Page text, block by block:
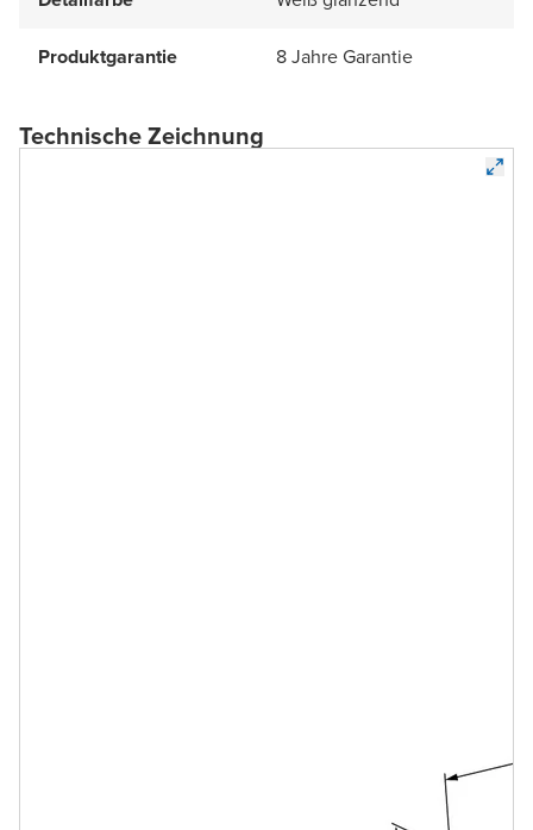
Produktgarantie 8 Jahre Garantie
Technische Zeichnung